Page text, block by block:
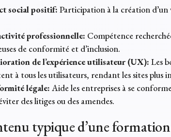
social positif: Participation à la création d’un
professionnelle: Compétence
de conformité et d’inclusion.
de l’expérience utilisateur (UX): Les
à tous les utilisateurs, rendant les sites plus
légale: Aide les entreprises à se
des litiges ou des amendes.
typique d’une formation